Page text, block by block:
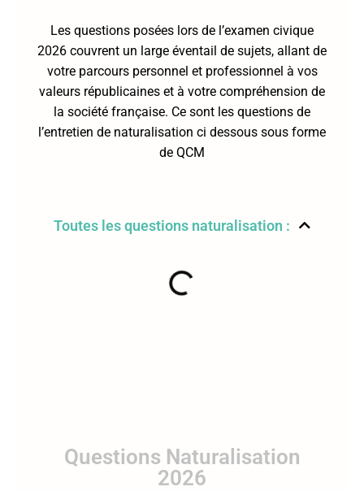
Les questions posées lors de l’examen civique
2026 couvrent un large éventail de sujets, allant de
votre parcours personnel et professionnel à vos
valeurs républicaines et à votre compréhension de
la société française. Ce sont les questions de
l’entretien de naturalisation ci dessous sous forme
de QCM
Toutes les questions naturalisation :
Questions Naturalisation
2026